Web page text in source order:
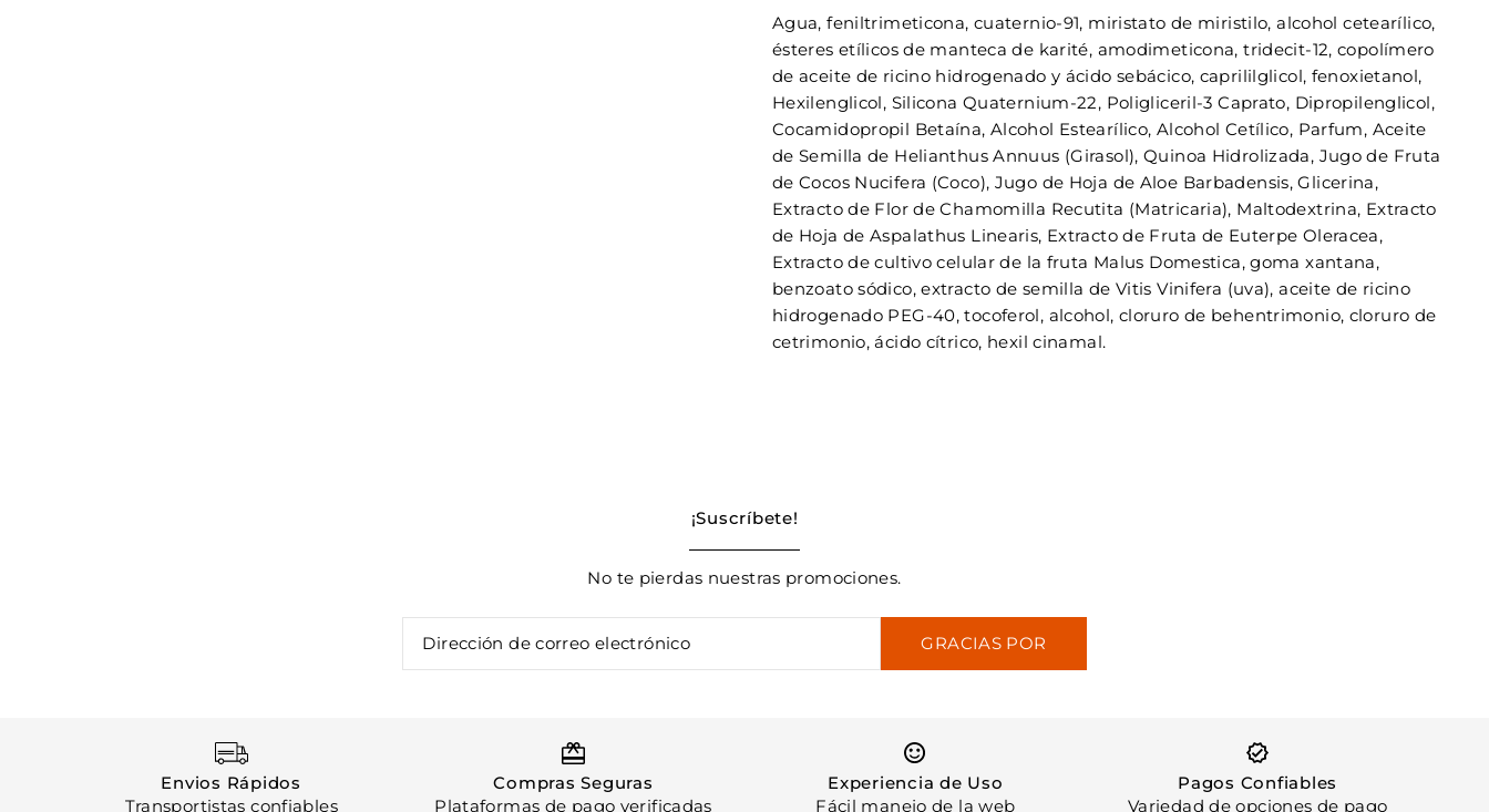
Agua, feniltrimeticona, cuaternio-91, miristato de miristilo, alcohol cetearílico,
ésteres etílicos de manteca de karité, amodimeticona, tridecit-12, copolímero
de aceite de ricino hidrogenado y ácido sebácico, caprililglicol, fenoxietanol,
Hexilenglicol, Silicona Quaternium-22, Poligliceril-3 Caprato, Dipropilenglicol,
Cocamidopropil Betaína, Alcohol Estearílico, Alcohol Cetílico, Parfum, Aceite
de Semilla de Helianthus Annuus (Girasol), Quinoa Hidrolizada, Jugo de Fruta
de Cocos Nucifera (Coco), Jugo de Hoja de Aloe Barbadensis, Glicerina,
Extracto de Flor de Chamomilla Recutita (Matricaria), Maltodextrina, Extracto
de Hoja de Aspalathus Linearis, Extracto de Fruta de Euterpe Oleracea,
Extracto de cultivo celular de la fruta Malus Domestica, goma xantana,
benzoato sódico, extracto de semilla de Vitis Vinifera (uva), aceite de ricino
hidrogenado PEG-40, tocoferol, alcohol, cloruro de behentrimonio, cloruro de
cetrimonio, ácido cítrico, hexil cinamal.
¡Suscríbete!
No te pierdas nuestras promociones.
GRACIAS POR
Envios Rápidos
Transportistas confiables
Compras Seguras
Plataformas de pago verificadas
Experiencia de Uso
Fácil manejo de la web
Pagos Confiables
Variedad de opciones de pago